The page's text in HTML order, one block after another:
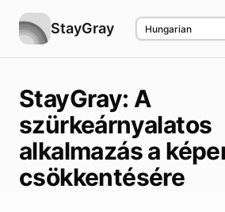
StayGray
StayGray: A
szürkeárnyalatos
alkalmazás a
csökkentésére